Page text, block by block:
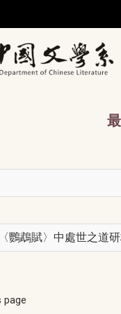
鸚鵡賦〉中處世之道
page